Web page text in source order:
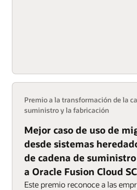
Premio a la transformación de la
suministro y la fabricación
Mejor caso de uso de
desde sistemas
de cadena de
a Oracle Fusion Cloud
Este premio reconoce a las